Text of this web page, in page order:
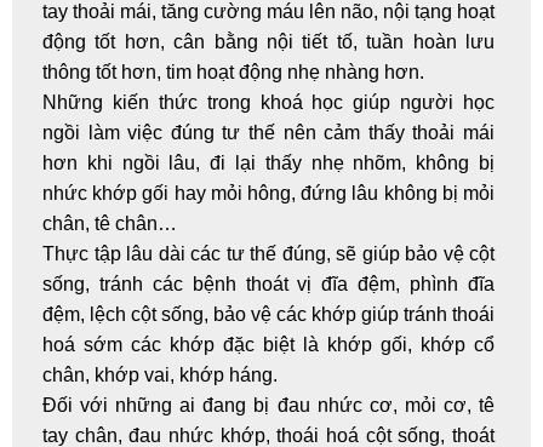
tay thoải mái, tăng cường máu lên não, nội tạng hoạt
động tốt hơn, cân bằng nội tiết tố, tuần hoàn lưu
thông tốt hơn, tim hoạt động nhẹ nhàng hơn.
Những kiến thức trong khoá học giúp người học
ngồi làm việc đúng tư thế nên cảm thấy thoải mái
hơn khi ngồi lâu, đi lại thấy nhẹ nhõm, không bị
nhức khớp gối hay mỏi hông, đứng lâu không bị mỏi
chân, tê chân…
Thực tập lâu dài các tư thế đúng, sẽ giúp bảo vệ cột
sống, tránh các bệnh thoát vị đĩa đệm, phình đĩa
đệm, lệch cột sống, bảo vệ các khớp giúp tránh thoái
hoá sớm các khớp đặc biệt là khớp gối, khớp cổ
chân, khớp vai, khớp háng.
Đối với những ai đang bị đau nhức cơ, mỏi cơ, tê
tay chân, đau nhức khớp,thoái hoá cột sống, thoát